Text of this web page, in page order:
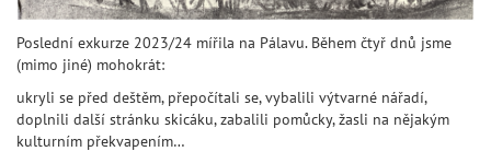
Poslední exkurze 2023/24 mířila na Pálavu. Během čtyř dnů jsme
(mimo jiné) mohokrát:
ukryli se před deštěm, přepočítali se, vybalili výtvarné nářadí,
doplnili další stránku skicáku, zabalili pomůcky, žasli na nějakým
kulturním překvapením…